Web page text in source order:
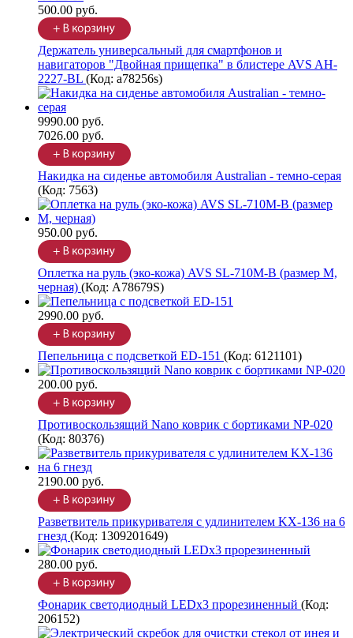
500.00 руб.
Держатель универсальный для смартфонов и
навигаторов "Двойная прищепка" в блистере AVS AH-
2227-BL (Код: a78256s)
9990.00 руб.
7026.00 руб.
Накидка на сиденье автомобиля Australian - темно-серая
(Код: 7563)
950.00 руб.
Оплетка на руль (эко-кожа) AVS SL-710M-B (размер M,
черная) (Код: A78679S)
2990.00 руб.
Пепельница с подсветкой ED-151 (Код: 6121101)
200.00 руб.
Противоскользящий Nano коврик с бортиками NP-020
(Код: 80376)
2190.00 руб.
Разветвитель прикуривателя с удлинителем KX-136 на 6
гнезд (Код: 1309201649)
280.00 руб.
Фонарик светодиодный LEDx3 прорезиненный (Код:
206152)